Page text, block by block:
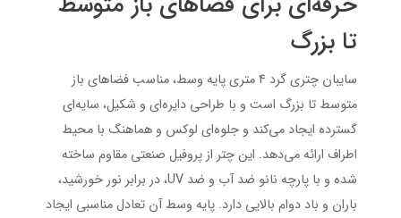
تا بزرگ
سایبان چتری گرد ۴ متری پایه وسط، مناسب فضاهای باز
متوسط تا بزرگ است و با طراحی دایره‌ای و شکیل، سایه‌ای
گسترده ایجاد می‌کند و جلوه‌ای لوکس و هماهنگ با محیط
اطراف ارائه می‌دهد. این چتر از پروفیل صنعتی مقاوم ساخته
شده و با پارچه نانو ضد آب و ضد UV، در برابر نور خورشید،
باران و باد دوام بالایی دارد. پایه وسط آن تعادل مناسبی ایجاد